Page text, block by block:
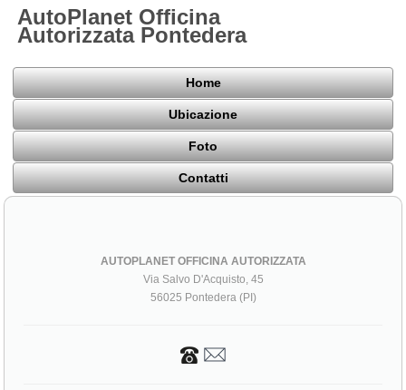
AutoPlanet Officina
Autorizzata Pontedera
Home
Ubicazione
Foto
Contatti
AUTOPLANET OFFICINA AUTORIZZATA
Via Salvo D'Acquisto, 45
56025 Pontedera (PI)